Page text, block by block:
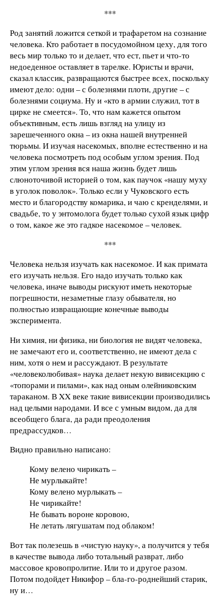
***
Род занятий ложится сеткой и трафаретом на сознание
человека. Кто работает в посудомойном цеху, для того
весь мир только то и делает, что ест, пьет и что-то
недоеденное оставляет в тарелке. Юристы и врачи,
сказал классик, развращаются быстрее всех, поскольку
имеют дело: одни – с болезнями плоти, другие – с
болезнями социума. Ну и «кто в армии служил, тот в
цирке не смеется». То, что нам кажется опытом
объективным, есть лишь взгляд на улицу из
зарешеченного окна – из окна нашей внутренней
тюрьмы. И изучая насекомых, вполне естественно и на
человека посмотреть под особым углом зрения. Под
этим углом зрения вся наша жизнь будет лишь
слюноточивой историей о том, как паучок «нашу муху
в уголок поволок». Только если у Чуковского есть
место и благородству комарика, и чаю с кренделями, и
свадьбе, то у энтомолога будет только сухой язык цифр
о том, какое же это гадкое насекомое – человек.
***
Человека нельзя изучать как насекомое. И как примата
его изучать нельзя. Его надо изучать только как
человека, иначе выводы рискуют иметь некоторые
погрешности, незаметные глазу обывателя, но
полностью извращающие конечные выводы
эксперимента.
Ни химия, ни физика, ни биология не видят человека,
не замечают его и, соответственно, не имеют дела с
ним, хотя о нем и рассуждают. В результате
«человеколюбивая» наука делает некую вивисекцию с
«топорами и пилами», как над оным олейниковским
тараканом. В XX веке такие вивисекции производились
над целыми народами. И все с умным видом, да для
всеобщего блага, да ради преодоления
предрассудков…
Видно правильно написано:
Кому велено чирикать –
Не мурлыкайте!
Кому велено мурлыкать –
Не чирикайте!
Не бывать вороне коровою,
Не летать лягушатам под облаком!
Вот так полезешь в «чистую науку», а получится у тебя
в качестве вывода либо тотальный разврат, либо
массовое кровопролитие. Или то и другое разом.
Потом подойдет Никифор – бла-го-роднейший старик,
ну и…